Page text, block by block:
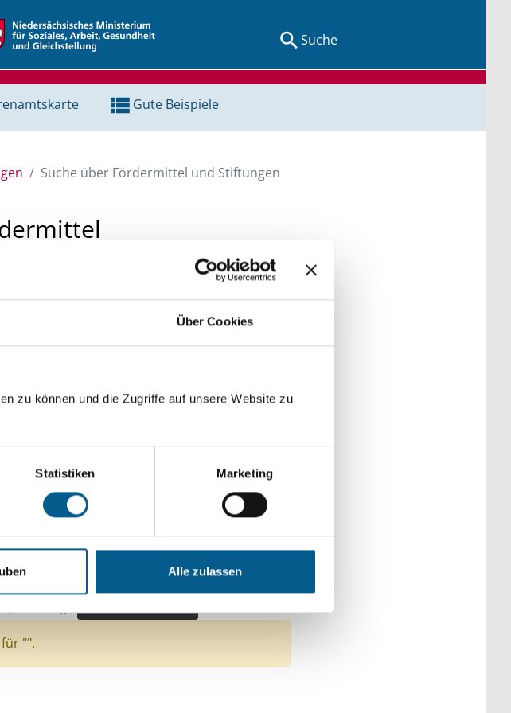
Über Cookies
zu können und die Zugriffe auf unsere Website zu
Statistiken Marketing
Alle zulassen
Suche
Gute Beispiele
Suche über Fördermittel und Stiftungen
Vorhaben? Hier können Sie direkt über
Bei der Suche bitte die Groß- und
Wahl von Bereichen oder Kategorien
Suchen
Themen: Kirchliche Zwecke
Erziehung
Themen: Integration
"".